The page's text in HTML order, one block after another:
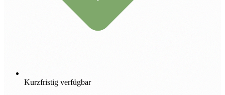
Kurzfristig verfügbar